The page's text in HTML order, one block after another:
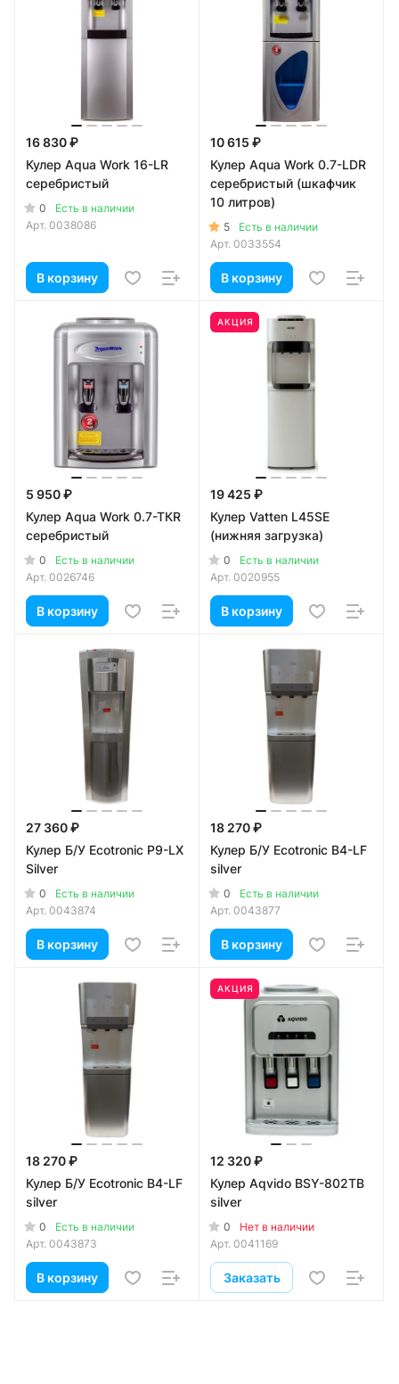
16 830 ₽
Кулер Aqua Work 16-LR
серебристый
0
Есть в наличии
Арт. 0038086
В корзину
10 615 ₽
Кулер Aqua Work 0.7-LDR
серебристый (шкафчик
10 литров)
5
Есть в наличии
Арт. 0033554
В корзину
5 950 ₽
Кулер Aqua Work 0.7-TКR
серебристый
0
Есть в наличии
Арт. 0026746
В корзину
АКЦИЯ
19 425 ₽
Кулер Vatten L45SE
(нижняя загрузка)
0
Есть в наличии
Арт. 0020955
В корзину
27 360 ₽
Кулер Б/У Ecotronic P9-LX
Silver
0
Есть в наличии
Арт. 0043874
В корзину
18 270 ₽
Кулер Б/У Ecotronic B4-LF
silver
0
Есть в наличии
Арт. 0043877
В корзину
18 270 ₽
Кулер Б/У Ecotronic B4-LF
silver
0
Есть в наличии
Арт. 0043873
В корзину
АКЦИЯ
12 320 ₽
Кулер Aqvido BSY-802ТВ
silver
0
Нет в наличии
Арт. 0041169
Заказать